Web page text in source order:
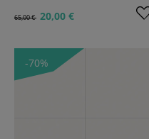
65,00 € 20,00 €
-70%